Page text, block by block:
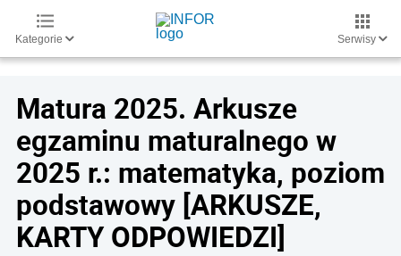
Kategorie Serwisy
Matura 2025. Arkusze
egzaminu maturalnego w
2025 r.: matematyka, poziom
podstawowy [ARKUSZE,
KARTY ODPOWIEDZI]